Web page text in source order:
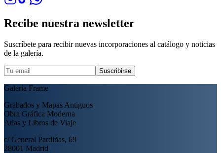
Recibe nuestra newsletter
Suscríbete para recibir nuevas incorporaciones al catálogo y noticias
de la galería.
Suscribirse
Galería Frame
Grabados y Mapas Antiguos
Obra Gráfica Moderna
Atlas y Libros de Viaje
c/ General Pardiñas, 69
28001 Madrid